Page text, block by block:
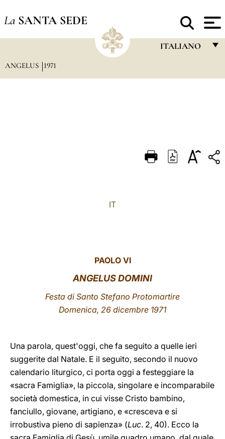
La SANTA SEDE
ITALIANO
DEUTSCH
ANGELUS 1971
IT
PAOLO VI
ANGELUS DOMINI
Festa di Santo Stefano Protomartire
Domenica, 26 dicembre 1971
Una parola, quest'oggi, che fa seguito a quelle ieri
suggerite dal Natale. E il seguito, secondo il nuovo
calendario liturgico, ci porta oggi a festeggiare la
«sacra Famiglia», la piccola, singolare e incomparabile
società domestica, in cui visse Cristo bambino,
fanciullo, giovane, artigiano, e «cresceva e si
irrobustiva pieno di sapienza» (Luc. 2, 40). Ecco la